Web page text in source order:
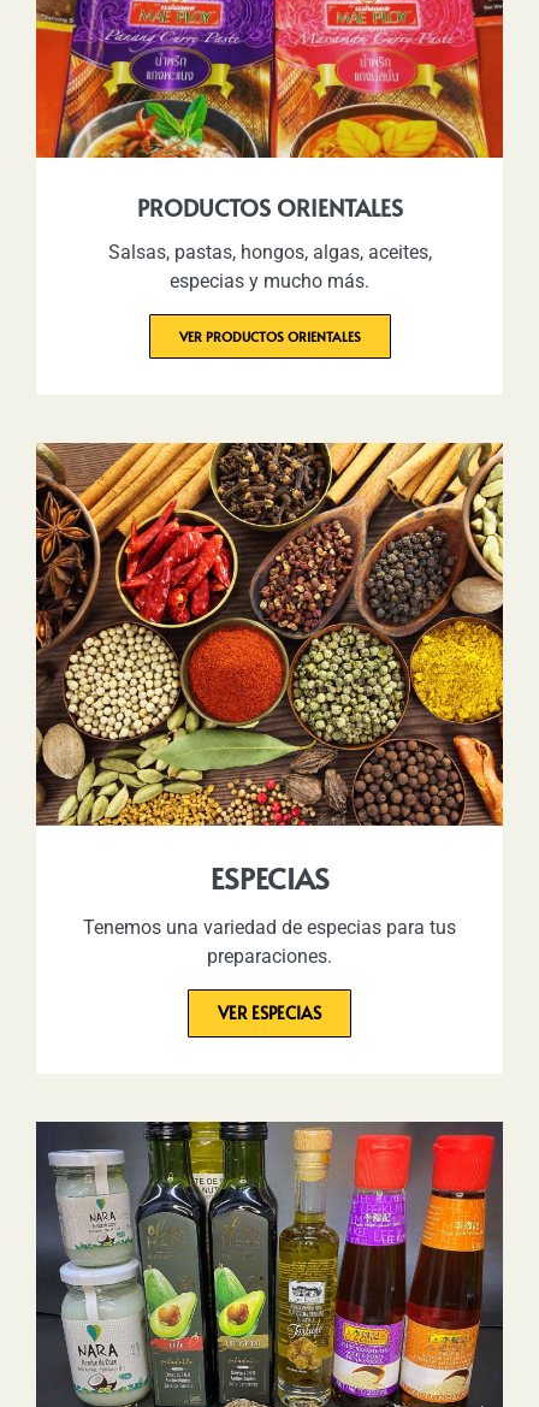
PRODUCTOS ORIENTALES
Salsas, pastas, hongos, algas, aceites,
especias y mucho más.
VER PRODUCTOS ORIENTALES
ESPECIAS
Tenemos una variedad de especias para tus
preparaciones.
VER ESPECIAS